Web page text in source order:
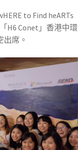
to Find heARTs
H6 Conet」香港中環
出席。